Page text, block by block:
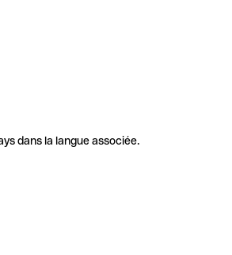
dans la langue associée.